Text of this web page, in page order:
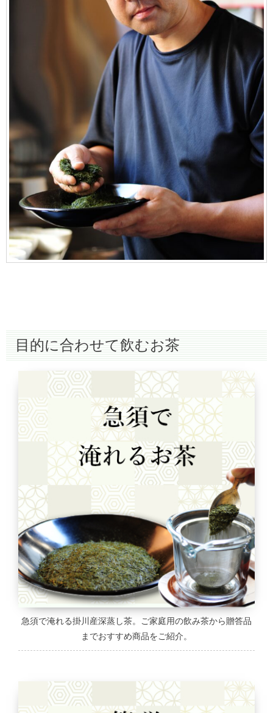
目的に合わせて飲むお茶
急須で淹れる掛川産深蒸し茶。ご家庭用の飲み茶から贈答品
までおすすめ商品をご紹介。